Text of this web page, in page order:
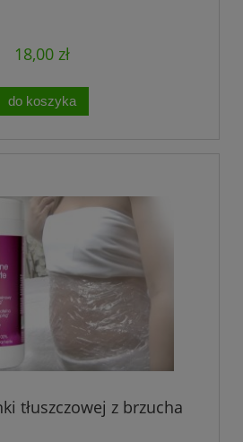
18,00 zł
do koszyka
tłuszczowej z brzucha